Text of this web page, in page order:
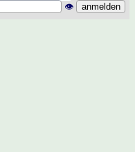
👁